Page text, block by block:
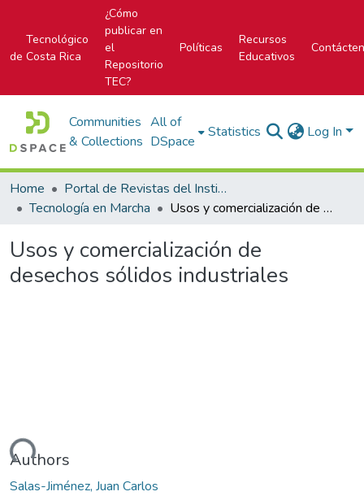
Tecnológico
de Costa Rica
¿Cómo
publicar en
el
Repositorio
TEC?
Políticas
Recursos
Educativos
Communities
& Collections
All of
DSpace
Statistics Log In
Home
Portal de Revistas del Instituto Tecnológico de Costa Rica
Tecnología en Marcha
Usos y comercialización de desechos sólidos industriales
Usos y comercialización de
desechos sólidos industriales
Authors
Salas-Jiménez, Juan Carlos